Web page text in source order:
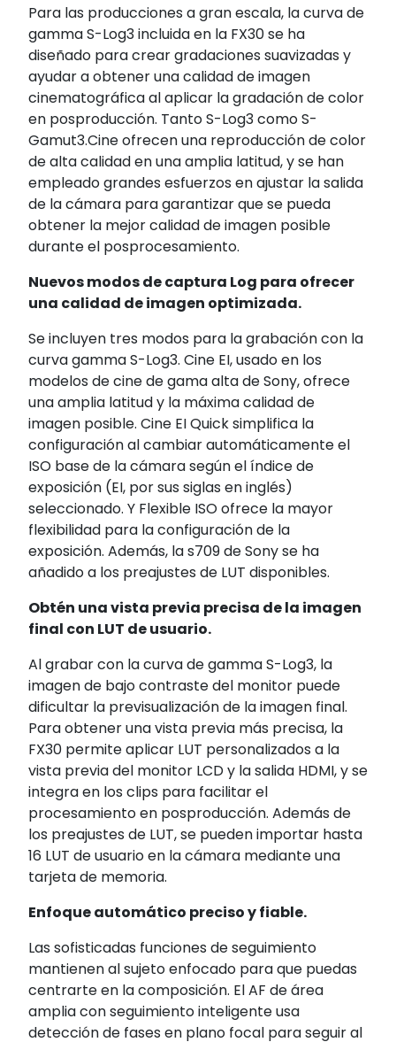
Para las producciones a gran escala, la curva de
gamma S-Log3 incluida en la FX30 se ha
diseñado para crear gradaciones suavizadas y
ayudar a obtener una calidad de imagen
cinematográfica al aplicar la gradación de color
en posproducción. Tanto S-Log3 como S-
Gamut3.Cine ofrecen una reproducción de color
de alta calidad en una amplia latitud, y se han
empleado grandes esfuerzos en ajustar la salida
de la cámara para garantizar que se pueda
obtener la mejor calidad de imagen posible
durante el posprocesamiento.
Nuevos modos de captura Log para ofrecer
una calidad de imagen optimizada.
Se incluyen tres modos para la grabación con la
curva gamma S-Log3. Cine EI, usado en los
modelos de cine de gama alta de Sony, ofrece
una amplia latitud y la máxima calidad de
imagen posible. Cine EI Quick simplifica la
configuración al cambiar automáticamente el
ISO base de la cámara según el índice de
exposición (EI, por sus siglas en inglés)
seleccionado. Y Flexible ISO ofrece la mayor
flexibilidad para la configuración de la
exposición. Además, la s709 de Sony se ha
añadido a los preajustes de LUT disponibles.
Obtén una vista previa precisa de la imagen
final con LUT de usuario.
Al grabar con la curva de gamma S-Log3, la
imagen de bajo contraste del monitor puede
dificultar la previsualización de la imagen final.
Para obtener una vista previa más precisa, la
FX30 permite aplicar LUT personalizados a la
vista previa del monitor LCD y la salida HDMI, y se
integra en los clips para facilitar el
procesamiento en posproducción. Además de
los preajustes de LUT, se pueden importar hasta
16 LUT de usuario en la cámara mediante una
tarjeta de memoria.
Enfoque automático preciso y fiable.
Las sofisticadas funciones de seguimiento
mantienen al sujeto enfocado para que puedas
centrarte en la composición. El AF de área
amplia con seguimiento inteligente usa
detección de fases en plano focal para seguir al